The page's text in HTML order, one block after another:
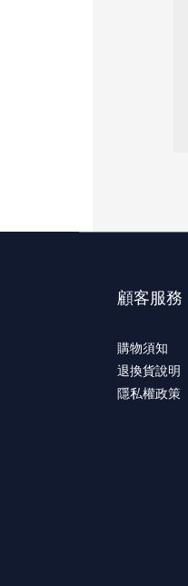
顧客服務
購物須知
退換貨說明
隱私權政策